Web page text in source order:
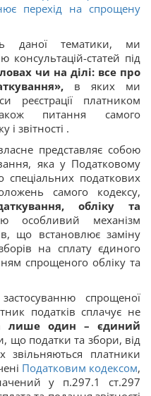
перехід на спрощену
даної тематики, ми
консультацій-статей під
чи на ділі: все про
в яких ми
реєстрації платником
питання самого
звітності .
представляє собою
яка у Податковому
спеціальних податкових
самого кодексу,
обліку та
особливий механізм
що встановлює заміну
на сплату єдиного
спрощеного обліку та
спрощеної
податків сплачує не
лише один – єдиний
що податки та збори, від
звільняються платники
Податковим кодексом,
у п.297.1 ст.297